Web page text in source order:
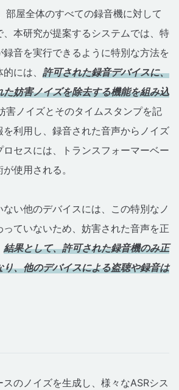
部屋全体のすべての録音機に対して
本研究が提案するシステムでは、特
音を実行できるように特別な方法を
には、 許可された録音デバイスに、
妨害ノイズを除去する機能を組み込
害ノイズとそのタイムスタンプを記
利用し、録音された音声からノイズ
ロセスには、トランスフォーマーベー
使用される。
い他のデバイスには、この特別なノ
ていないため、妨害された音声を正
結果として、許可された録音機のみ正
、他のデバイスによる盗聴や録音は
のノイズを生成し、様々なASRシス